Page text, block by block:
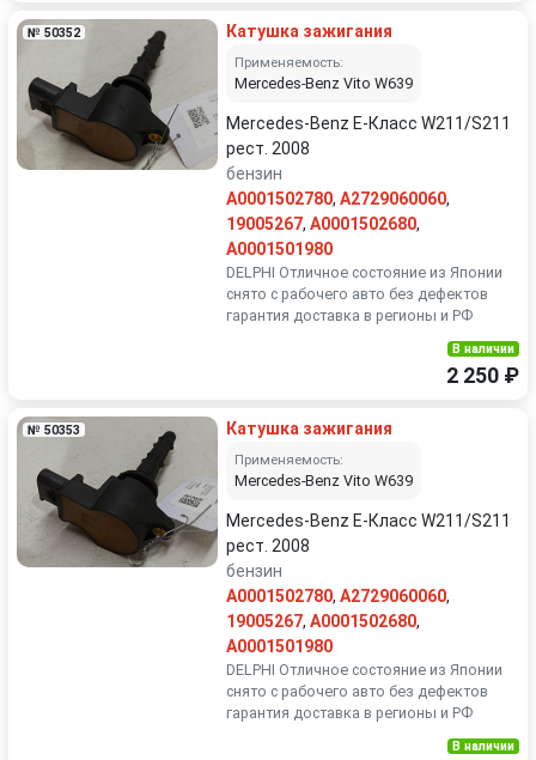
№ 50352 Катушка зажигания
Применяемость:
Mercedes-Benz Vito W639
Mercedes-Benz E-Класс W211/S211
рест. 2008
бензин
A0001502780, A2729060060,
19005267, A0001502680,
A0001501980
DELPHI Отличное состояние из Японии
снято с рабочего авто без дефектов
гарантия доставка в регионы и РФ
В наличии
2 250 ₽
№ 50353 Катушка зажигания
Применяемость:
Mercedes-Benz Vito W639
Mercedes-Benz E-Класс W211/S211
рест. 2008
бензин
A0001502780, A2729060060,
19005267, A0001502680,
A0001501980
DELPHI Отличное состояние из Японии
снято с рабочего авто без дефектов
гарантия доставка в регионы и РФ
В наличии